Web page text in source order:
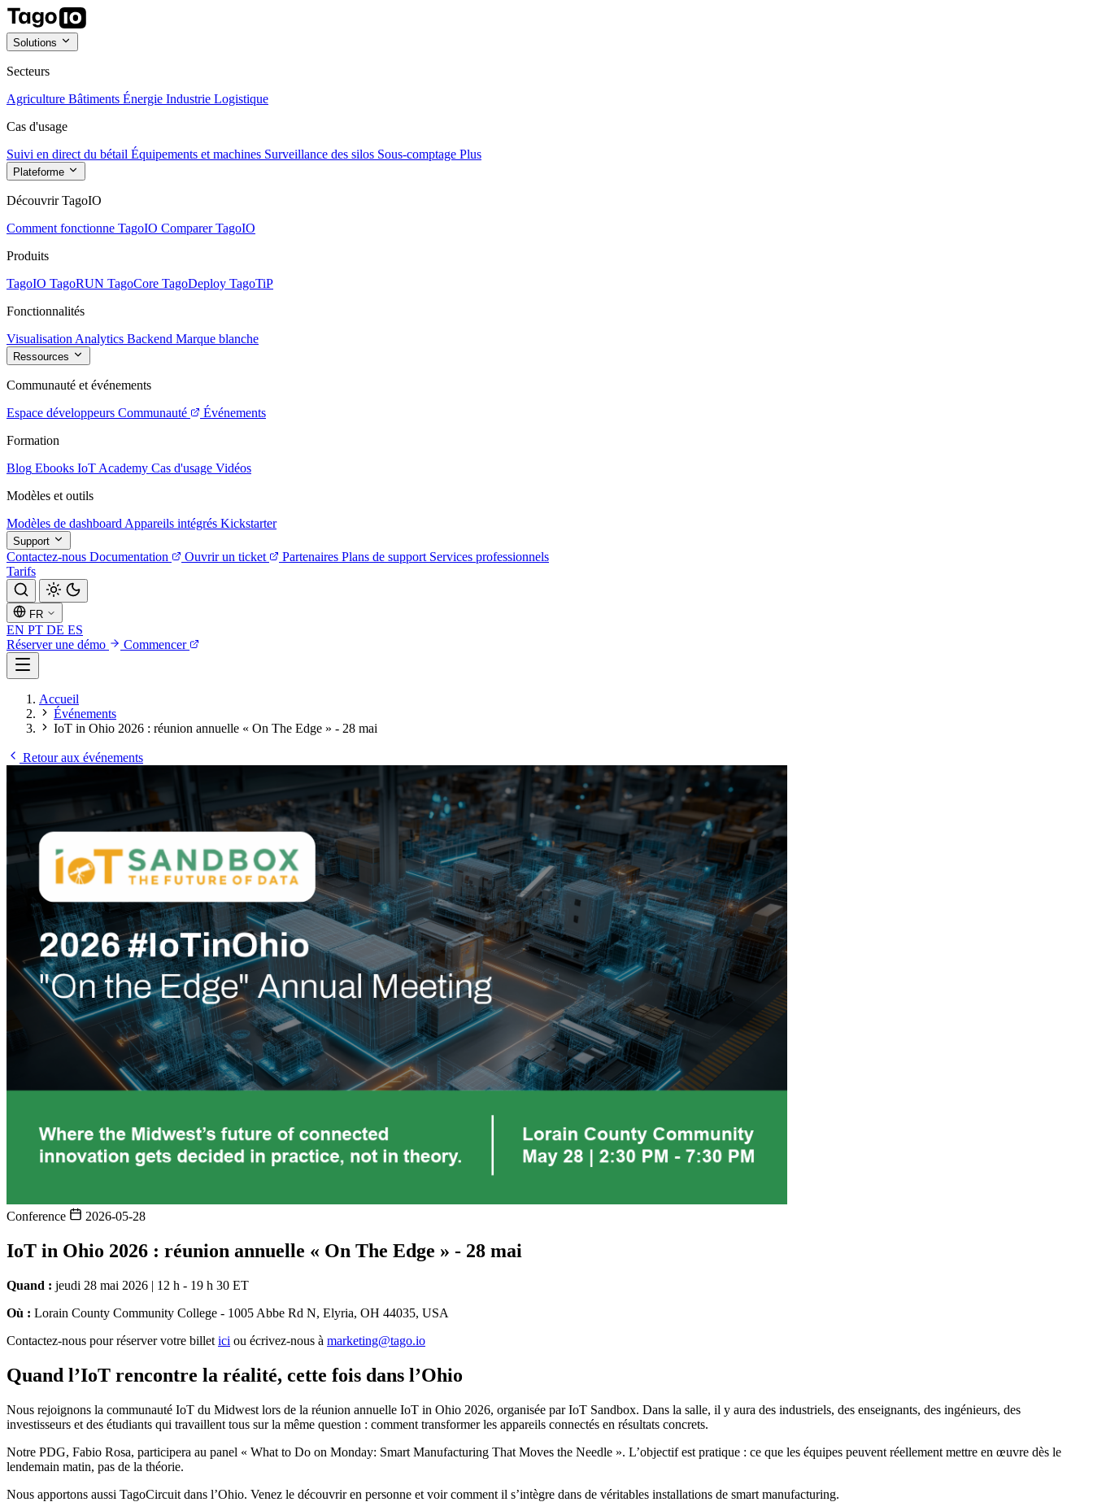
Solutions
Secteurs
Agriculture Bâtiments Énergie Industrie Logistique
Cas d'usage
Suivi en direct du bétail Équipements et machines Surveillance des silos Sous-comptage Plus
Plateforme
Découvrir TagoIO
Comment fonctionne TagoIO Comparer TagoIO
Produits
TagoIO TagoRUN TagoCore TagoDeploy TagoTiP
Fonctionnalités
Visualisation Analytics Backend Marque blanche
Ressources
Communauté et événements
Espace développeurs Communauté
Événements
Formation
Blog Ebooks IoT Academy Cas d'usage Vidéos
Modèles et outils
Modèles de dashboard Appareils intégrés Kickstarter
Support
Contactez-nous Documentation Ouvrir un ticket Partenaires Plans de support Services professionnels
Tarifs
FR
EN PT DE ES
Réserver une démo
Commencer
Accueil
Événements
IoT in Ohio 2026 : réunion annuelle « On The Edge » - 28 mai
Retour aux événements
Conference 2026-05-28
IoT in Ohio 2026 : réunion annuelle « On The Edge » - 28 mai
Quand : jeudi 28 mai 2026 | 12 h - 19 h 30 ET
Où : Lorain County Community College - 1005 Abbe Rd N, Elyria, OH 44035, USA
Contactez-nous pour réserver votre billet ici ou écrivez-nous à marketing@tago.io
Quand l’IoT rencontre la réalité, cette fois dans l’Ohio
Nous rejoignons la communauté IoT du Midwest lors de la réunion annuelle IoT in Ohio 2026, organisée par IoT Sandbox. Dans la salle, il y aura des industriels, des enseignants, des ingénieurs, des
investisseurs et des étudiants qui travaillent tous sur la même question : comment transformer les appareils connectés en résultats concrets.
Notre PDG, Fabio Rosa, participera au panel « What to Do on Monday: Smart Manufacturing That Moves the Needle ». L’objectif est pratique : ce que les équipes peuvent réellement mettre en œuvre dès le
lendemain matin, pas de la théorie.
Nous apportons aussi TagoCircuit dans l’Ohio. Venez le découvrir en personne et voir comment il s’intègre dans de véritables installations de smart manufacturing.